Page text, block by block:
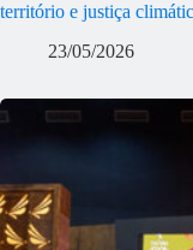
território e justiça
23/05/2026